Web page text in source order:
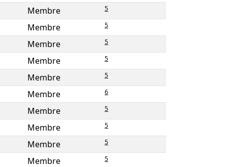
Membre 5
Membre 5
Membre 5
Membre 5
Membre 5
Membre 6
Membre 5
Membre 5
Membre 5
Membre 5